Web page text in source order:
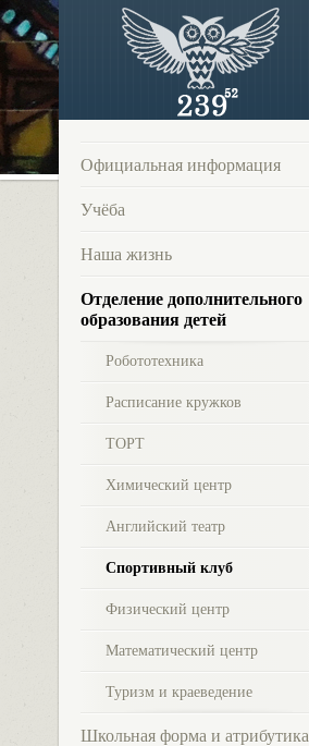
Официальная информация
Учёба
Наша жизнь
Отделение дополнительного
образования детей
Робототехника
Расписание кружков
ТОРТ
Химический центр
Английский театр
Спортивный клуб
Физический центр
Математический центр
Туризм и краеведение
Школьная форма и атрибутика